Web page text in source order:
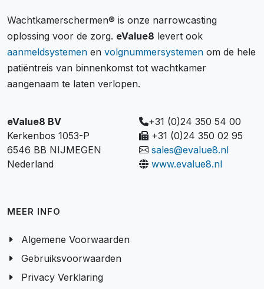
Wachtkamerschermen® is onze narrowcasting
oplossing voor de zorg. eValue8 levert ook
aanmeldsystemen en volgnummersystemen om de hele
patiëntreis van binnenkomst tot wachtkamer
aangenaam te laten verlopen.
eValue8 BV
Kerkenbos 1053-P
6546 BB NIJMEGEN
Nederland
+31 (0)24 350 54 00
+31 (0)24 350 02 95
sales@evalue8.nl
www.evalue8.nl
MEER INFO
Algemene Voorwaarden
Gebruiksvoorwaarden
Privacy Verklaring